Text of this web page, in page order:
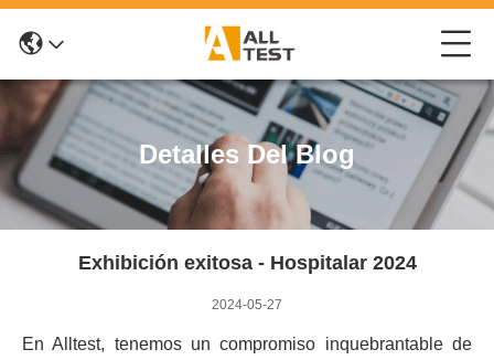
Detalles Del Blog
Exhibición exitosa - Hospitalar 2024
2024-05-27
En Alltest, tenemos un compromiso inquebrantable de